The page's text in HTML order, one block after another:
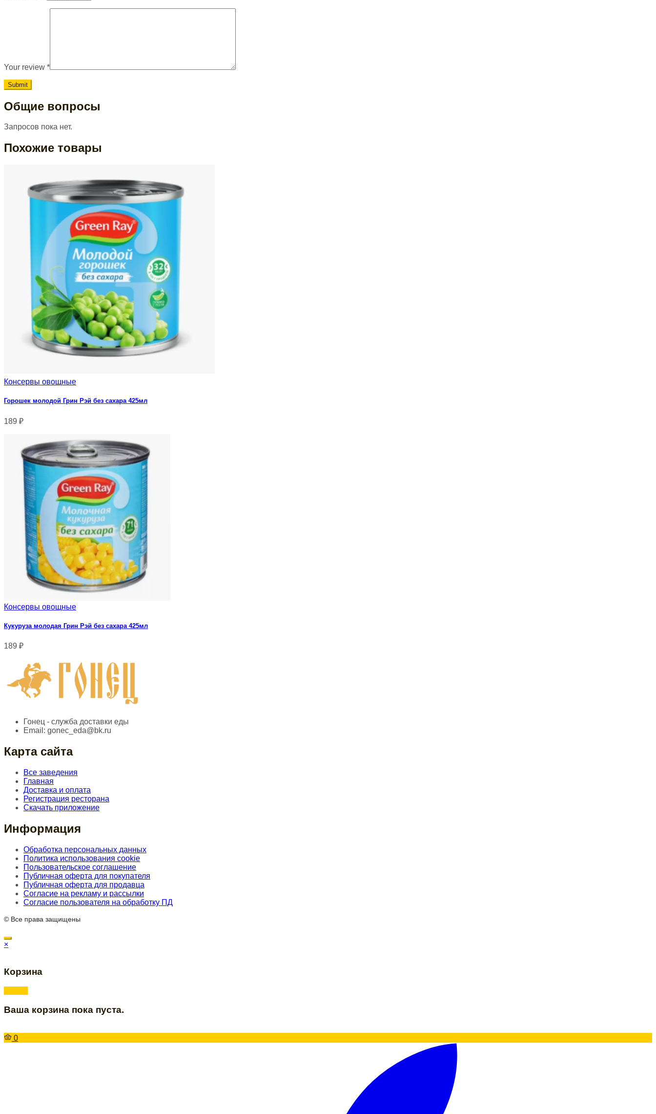
Your review *
Общие вопросы
Запросов пока нет.
Похожие товары
Консервы овощные
Горошек молодой Грин Рэй без сахара 425мл
189 ₽
Консервы овощные
Кукуруза молодая Грин Рэй без сахара 425мл
189 ₽
Гонец - служба доставки еды
Email: gonec_eda@bk.ru
Карта сайта
Все заведения
Главная
Доставка и оплата
Регистрация ресторана
Скачать приложение
Информация
Обработка персональных данных
Политика использования cookie
Пользовательское соглашение
Публичная оферта для покупателя
Публичная оферта для продавца
Согласие на рекламу и рассылки
Согласие пользователя на обработку ПД
© Все права защищены
×
Корзина
Ваша корзина пока пуста.
0